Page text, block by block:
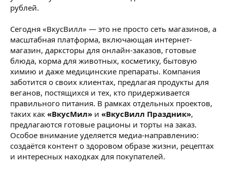
рублей.
Сегодня «ВкусВилл» — это не просто сеть магазинов, а
масштабная платформа, включающая интернет-
магазин, дарксторы для онлайн-заказов, готовые
блюда, корма для животных, косметику, бытовую
химию и даже медицинские препараты. Компания
заботится о своих клиентах, предлагая продукты для
веганов, постящихся и тех, кто придерживается
правильного питания. В рамках отдельных проектов,
таких как «ВкусМил» и «ВкусВилл Праздник»,
предлагаются готовые рационы и торты на заказ.
Особое внимание уделяется медиа-направлению:
создаётся контент о здоровом образе жизни, рецептах
и интересных находках для покупателей.